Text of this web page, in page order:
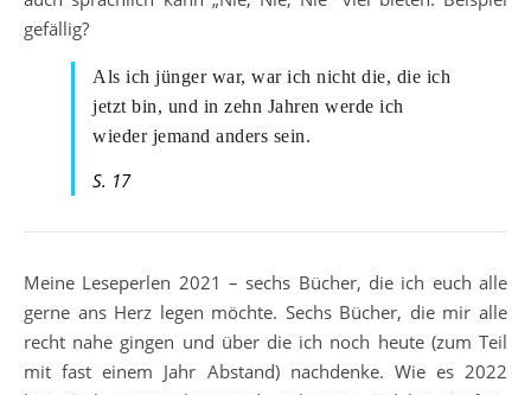
gefällig?
Als ich jünger war, war ich nicht die, die ich
jetzt bin, und in zehn Jahren werde ich
wieder jemand anders sein.
S. 17
Meine Leseperlen 2021 – sechs Bücher, die ich euch alle
gerne ans Herz legen möchte. Sechs Bücher, die mir alle
recht nahe gingen und über die ich noch heute (zum Teil
mit fast einem Jahr Abstand) nachdenke. Wie es 2022